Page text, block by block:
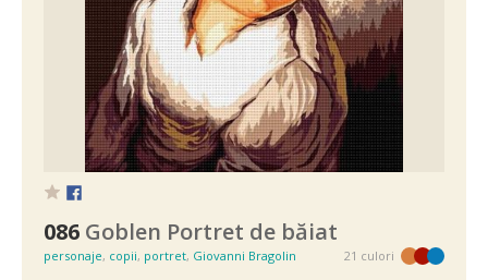
086 Goblen Portret de băiat
personaje, copii, portret, Giovanni Bragolin 21 culori